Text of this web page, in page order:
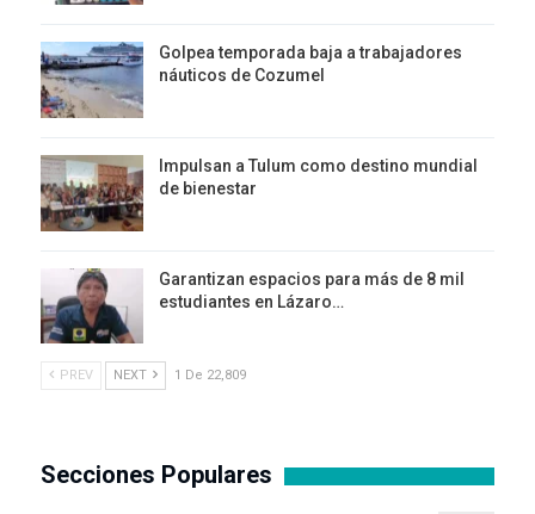
Golpea temporada baja a trabajadores
náuticos de Cozumel
Impulsan a Tulum como destino mundial
de bienestar
Garantizan espacios para más de 8 mil
estudiantes en Lázaro…
PREV NEXT 1 De 22,809
Secciones Populares